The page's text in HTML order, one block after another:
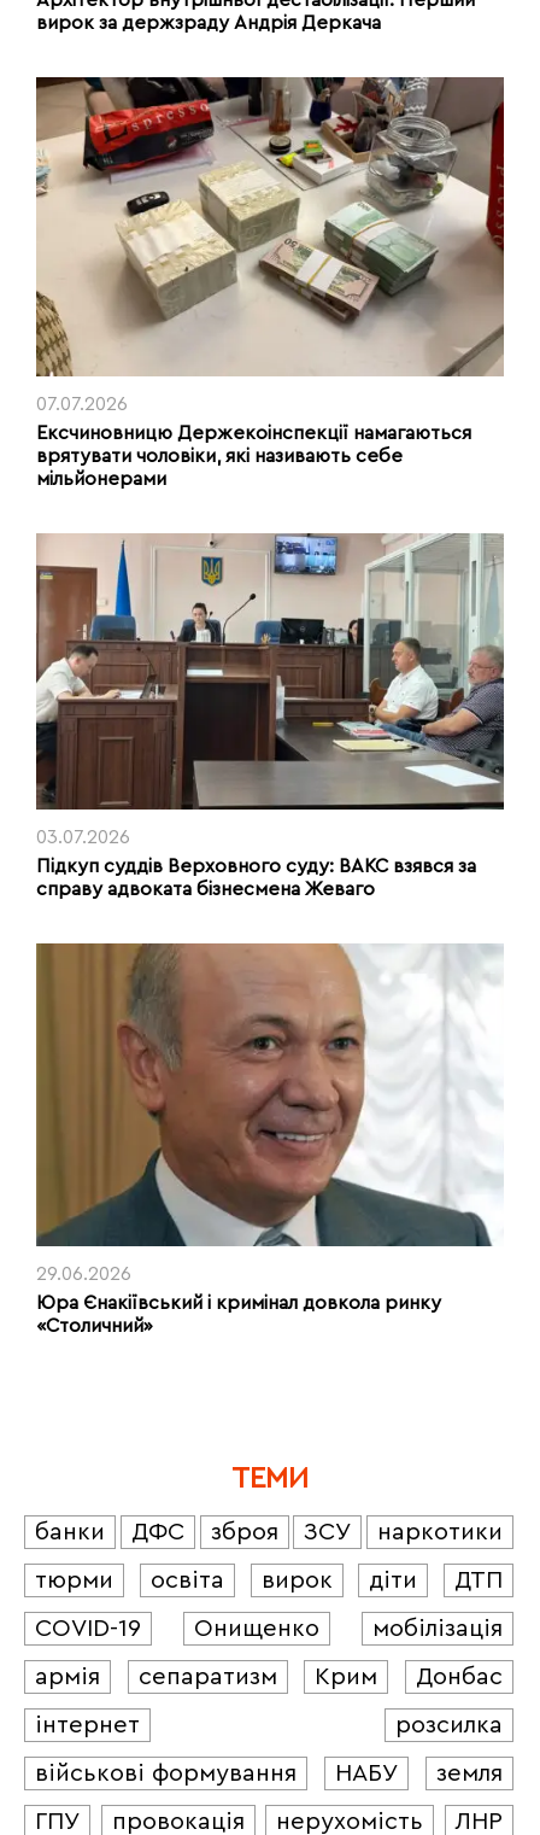
вирок за держзраду Андрія Деркача
07.07.2026
Ексчиновницю Держекоінспекції намагаються
врятувати чоловіки, які називають себе
мільйонерами
03.07.2026
Підкуп суддів Верховного суду: ВАКС взявся за
справу адвоката бізнесмена Жеваго
29.06.2026
Юра Єнакіївський і кримінал довкола ринку
«Столичний»
ТЕМИ
банки ДФС зброя ЗСУ
наркотики
тюрми
освіта вирок діти
ДТП
COVID-19
Онищенко
мобілізація
армія
сепаратизм Крим
Донбас
інтернет
розсилка
військові формування
НАБУ
земля
ГПУ
провокація нерухомість
ЛНР